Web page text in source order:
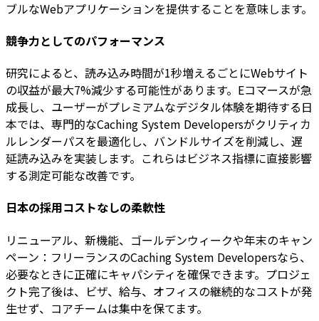
ブルなWebアプリケーションを提供することを意味します。
競争力としてのパフォーマンス
研究によると、読み込み時間が1秒増えるごとにWebサイト
の収益が最大7%減少する可能性があります。Eコマースが急
成長し、ユーザーがプレミアムなデジタル体験を期待する日
本では、専門的なCaching System Developersがクリティカ
ルレンダーパスを最適化し、バンドルサイズを削減し、遅
延読み込みを実装します。これらはビジネス指標に直接影響
する測定可能な改善です。
日本の採用コストなしの柔軟性
リニューアル、新機能、ゴールデンウィークや年末のキャン
ペーン：フリーランスのCaching System Developersなら、
必要なときに正確にキャパシティを確保できます。プロジェ
クト完了後は、ビザ、給与、オフィスの継続的なコストが発
生せず、コアチームは集中を保てます。